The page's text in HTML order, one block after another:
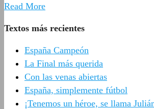
Read More
Textos más recientes
España Campeón
La Final más querida
Con las venas abiertas
España, simplemente fútbol
¡Tenemos un héroe, se llama